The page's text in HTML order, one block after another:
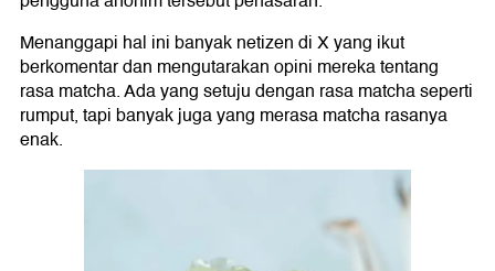
Menanggapi hal ini banyak netizen di X yang ikut
berkomentar dan mengutarakan opini mereka tentang
rasa matcha. Ada yang setuju dengan rasa matcha seperti
rumput, tapi banyak juga yang merasa matcha rasanya
enak.